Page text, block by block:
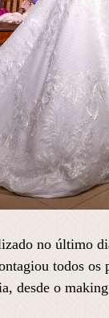
no último
todos
desde o